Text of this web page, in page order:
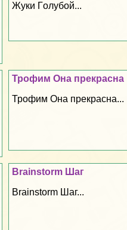
Жуки Гoлyбой...
Трофим Она прекрасна
Трофим Она прекрасна...
Brainstorm Шаг
Brainstorm Шаг...